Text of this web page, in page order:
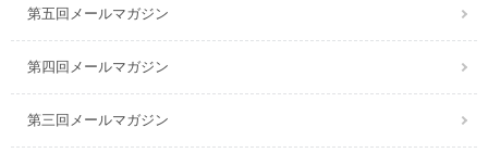
第五回メールマガジン
第四回メールマガジン
第三回メールマガジン